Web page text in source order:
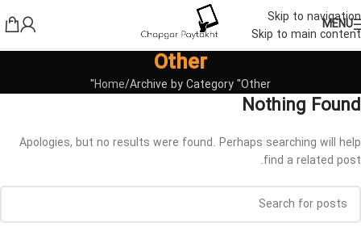
Skip to navigation
Skip to main content
MENU
Other
Home Archive by Category "Other"
Nothing Found
Apologies, but no results were found. Perhaps searching will help
find a related post.